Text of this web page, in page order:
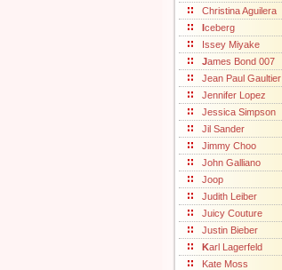
Christina Aguilera
Iceberg
Issey Miyake
James Bond 007
Jean Paul Gaultier
Jennifer Lopez
Jessica Simpson
Jil Sander
Jimmy Choo
John Galliano
Joop
Judith Leiber
Juicy Couture
Justin Bieber
Karl Lagerfeld
Kate Moss